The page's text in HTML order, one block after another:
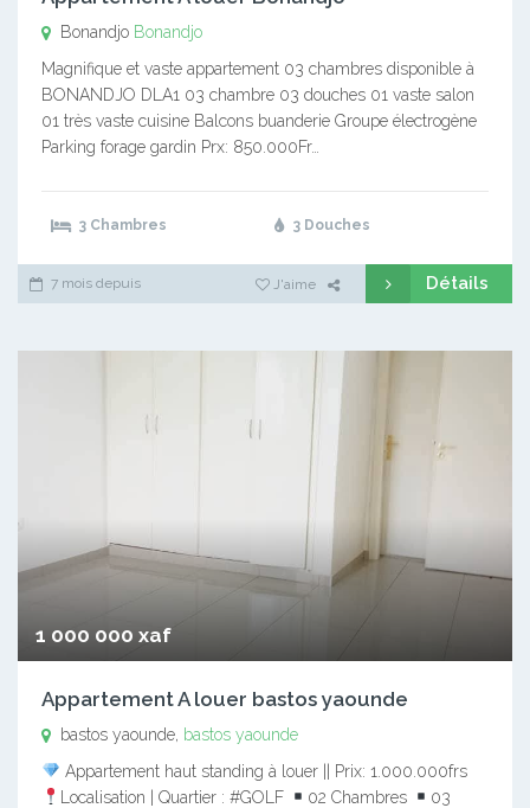
Bonandjo Bonandjo
Magnifique et vaste appartement 03 chambres disponible à
BONANDJO DLA1 03 chambre 03 douches 01 vaste salon
01 très vaste cuisine Balcons buanderie Groupe électrogène
Parking forage gardin Prx: 850.000Fr…
3 Chambres 3 Douches
7 mois depuis J'aime Détails
1 000 000 xaf
Appartement A louer bastos yaounde
bastos yaounde, bastos yaounde
Appartement haut standing à louer || Prix: 1.000.000frs
Localisation | Quartier : #GOLF
02 Chambres
03